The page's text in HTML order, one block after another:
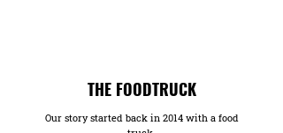
THE FOODTRUCK
Our story started back in 2014 with a food